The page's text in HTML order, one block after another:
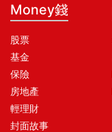
Money錢
股票
基金
保險
房地產
輕理財
封面故事